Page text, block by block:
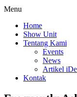
Menu
Home
Show Unit
Tentang Kami
Events
News
Artikel
Kontak